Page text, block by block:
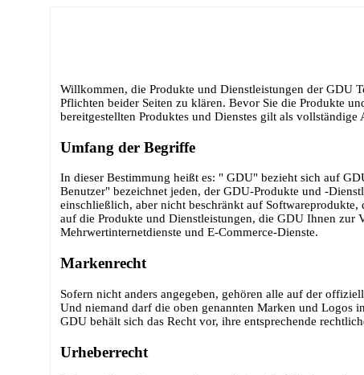
Willkommen, die Produkte und Dienstleistungen der GDU
Pflichten beider Seiten zu klären. Bevor Sie die Produkte
bereitgestellten Produktes und Dienstes gilt als
Umfang der Begriffe
In dieser Bestimmung heißt es: " GDU" bezieht sich auf
Benutzer" bezeichnet jeden, der GDU-Produkte und -
einschließlich, aber nicht beschränkt auf
auf die Produkte und Dienstleistungen, die GDU Ihnen zur
Mehrwertinternetdienste und E-Commerce-Dienste.
Markenrecht
Sofern nicht anders angegeben, gehören alle auf der
Und niemand darf die oben genannten Marken und Logos
GDU behält sich das Recht vor, ihre entsprechende
Urheberrecht